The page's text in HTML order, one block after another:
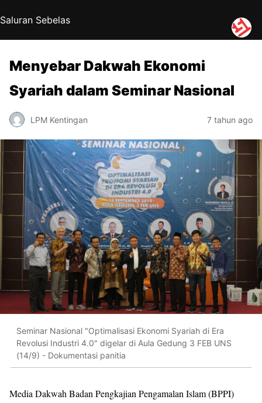
Saluran Sebelas
Menyebar Dakwah Ekonomi
Syariah dalam Seminar Nasional
LPM Kentingan 7 tahun ago
Seminar Nasional "Optimalisasi Ekonomi Syariah di Era
Revolusi Industri 4.0" digelar di Aula Gedung 3 FEB UNS
(14/9) - Dokumentasi panitia
Media Dakwah Badan Pengkajian Pengamalan Islam (BPPI)